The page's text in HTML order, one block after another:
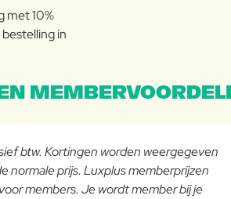
met 10%
in
btw. Kortingen worden weergegeven
normale prijs. Luxplus memberprijzen
members. Je wordt member bij je